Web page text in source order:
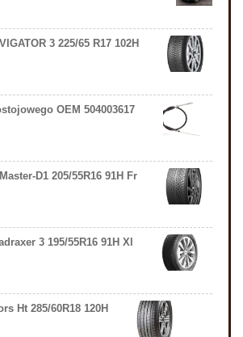
3 225/65 R17 102H
OEM 504003617
D1 205/55R16 91H Fr
3 195/55R16 91H Xl
Ht 285/60R18 120H